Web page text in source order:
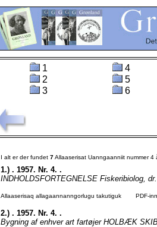
1
2
3
4
5
6
I alt er der fundet 7Allaaserisat Uanngaanniit nummer 4
1.) . 1957. Nr. 4. .
INDHOLDSFORTEGNELSE Fiskeribiolog,
Allaaserisaq allagaannanngorlugu takutiguk PDF-
2.) . 1957. Nr. 4. .
Bygning af enhver art fartøjer HOLBÆK